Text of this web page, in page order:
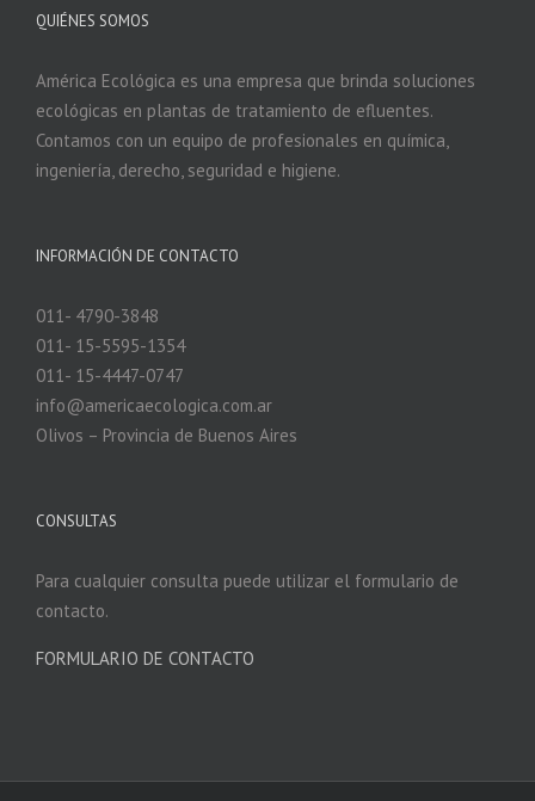
QUIÉNES SOMOS
América Ecológica es una empresa que brinda soluciones
ecológicas en plantas de tratamiento de efluentes.
Contamos con un equipo de profesionales en química,
ingeniería, derecho, seguridad e higiene.
INFORMACIÓN DE CONTACTO
011- 4790-3848
011- 15-5595-1354
011- 15-4447-0747
info@americaecologica.com.ar
Olivos – Provincia de Buenos Aires
CONSULTAS
Para cualquier consulta puede utilizar el formulario de
contacto.
FORMULARIO DE CONTACTO